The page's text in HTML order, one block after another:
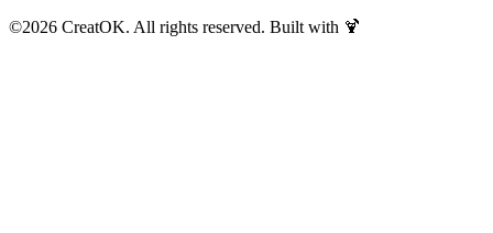
©2026 CreatOK. All rights reserved. Built with 🍹